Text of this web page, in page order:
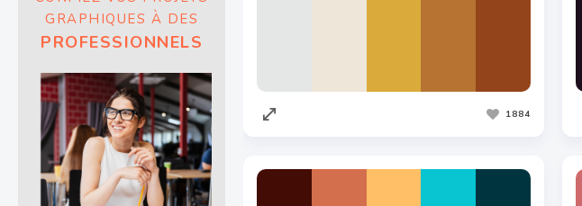
GRAPHIQUES À DES
PROFESSIONNELS
1884